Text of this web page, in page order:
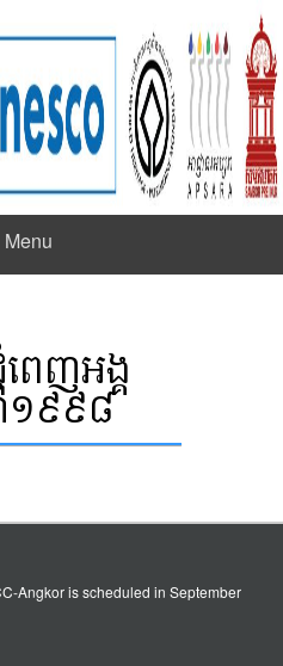
Menu
ញអង្គ
១៩៩៨
Angkor is scheduled in September